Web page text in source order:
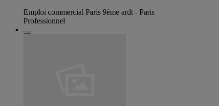
Emploi commercial Paris 9ème ardt - Paris
Professionnel